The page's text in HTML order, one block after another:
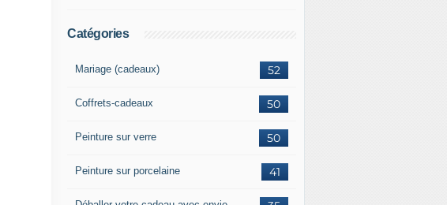
Catégories
52
Mariage (cadeaux)
50
Coffrets-cadeaux
50
Peinture sur verre
41
Peinture sur porcelaine